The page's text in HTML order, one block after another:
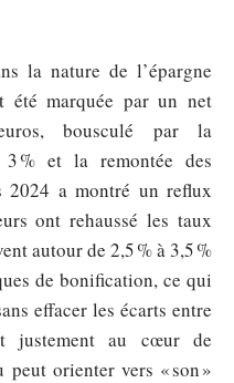
la nature de l’épargne
été marquée par un net
bousculé par la
% et la remontée des
2024 a montré un reflux
ont rehaussé les taux
autour de 2,5 % à 3,5 %
de bonification, ce qui
effacer les écarts entre
justement au cœur de
peut orienter vers « son »